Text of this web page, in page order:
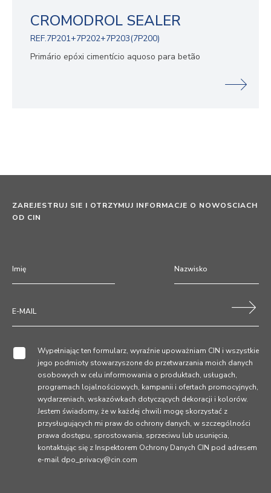
CROMODROL SEALER
REF.7P201+7P202+7P203(7P200)
Primário epóxi cimentício aquoso para betão
ZAREJESTRUJ SIE I OTRZYMUJ INFORMACJE O NOWOSCIACH
OD CIN
Wypełniając ten formularz, wyraźnie upoważniam CIN i wszystkie
jego podmioty stowarzyszone do przetwarzania moich danych
osobowych w celu informowania o produktach, usługach,
programach lojalnościowych, kampanii i ofertach promocyjnych,
wydarzeniach, wskazówkach dotyczących dekoracji i kolorów.
Jestem świadomy, że w każdej chwili mogę skorzystać z
przysługujących mi praw do ochrony danych, w szczególności
prawa dostępu, sprostowania, sprzeciwu lub usunięcia,
kontaktując się z Inspektorem Ochrony Danych CIN pod adresem
e-mail dpo_privacy@cin.com